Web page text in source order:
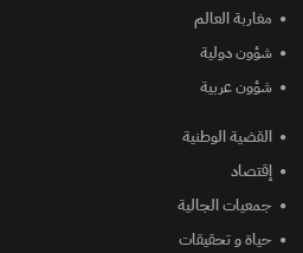
مغاربة العالم
شؤون دولية
شؤون عربية
القضية الوطنية
إقتصاد
جمعيات الجالية
حياة و تحقيقات